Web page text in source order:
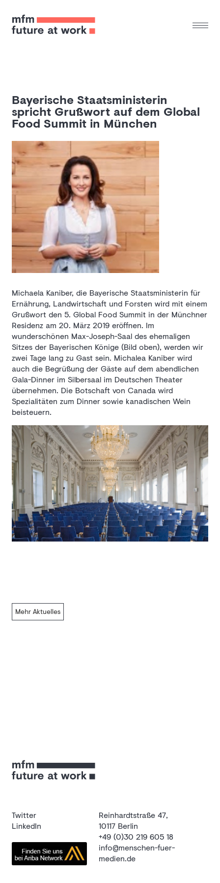
Bayerische Staatsministerin
spricht Grußwort auf dem Global
Food Summit in München
Michaela Kaniber, die Bayerische Staatsministerin für
Ernährung, Landwirtschaft und Forsten wird mit einem
Grußwort den 5. Global Food Summit in der Münchner
Residenz am 20. März 2019 eröffnen. Im
wunderschönen Max-Joseph-Saal des ehemaligen
Sitzes der Bayerischen Könige (Bild oben), werden wir
zwei Tage lang zu Gast sein. Michalea Kaniber wird
auch die Begrüßung der Gäste auf dem abendlichen
Gala-Dinner im Silbersaal im Deutschen Theater
übernehmen. Die Botschaft von Canada wird
Spezialitäten zum Dinner sowie kanadischen Wein
beisteuern.
Mehr Aktuelles
Twitter
LinkedIn
Reinhardtstraße 47,
10117 Berlin
+49 (0)30 219 605 18
info@menschen-fuer-
medien.de